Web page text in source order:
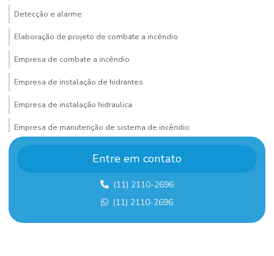
Detecção e alarme
Elaboração de projeto de combate a incêndio
Empresa de combate a incêndio
Empresa de instalação de hidrantes
Empresa de instalação hidraulica
Empresa de manutenção de sistema de incêndio
Empresa de montagem de estrutura metalica
Empresa de montagem industrial
Empresa de projeto de combate a incêndio
Entre em contato
(11) 2110-2696
(11) 2110-2696